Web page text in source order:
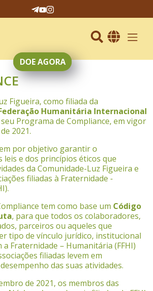
principal
DOE AGORA
Escolha
Figueira, como filiada da
Humanitária Internacional
Programa de Compliance, em vigor
2021.
por objetivo garantir o
leis e dos princípios éticos que
da Comunidade-Luz Figueira e
filiadas à Fraternidade -
tem como base um Código
, para que todos os colaboradores,
parceiros ou aqueles que
tipo de vínculo jurídico, institucional
a Fraternidade – Humanitária (FFHI)
filiadas levem em
das suas atividades.
de 2021, os membros das